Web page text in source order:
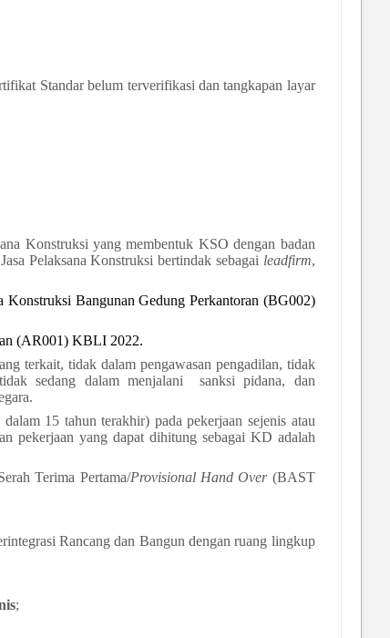
Standar belum terverifikasi dan tangkapan layar
Konstruksi yang membentuk KSO dengan badan
Pelaksana Konstruksi bertindak sebagai leadfirm,
Konstruksi Bangunan Gedung Perkantoran (BG002)
(AR001) KBLI 2022.
terkait, tidak dalam pengawasan pengadilan, tidak
sedang dalam menjalani
sanksi pidana, dan
15 tahun terakhir) pada pekerjaan sejenis atau
pekerjaan yang dapat dihitung sebagai KD adalah
Terima Pertama/Provisional Hand Over(BAST
Rancang dan Bangun dengan ruang lingkup
;